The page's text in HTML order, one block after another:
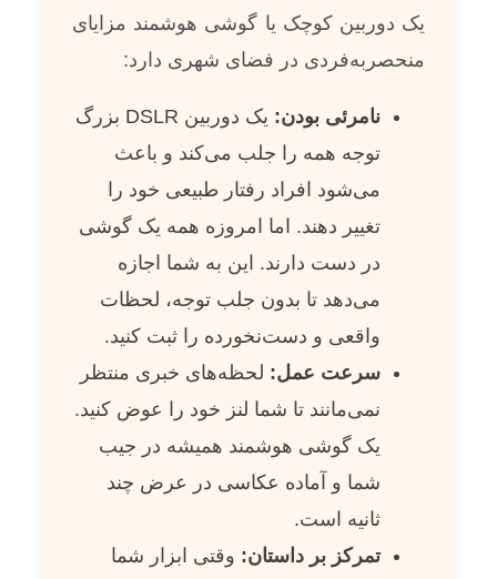
یک دوربین کوچک یا گوشی هوشمند مزایای
منحصربه‌فردی در فضای شهری دارد:
نامرئی بودن:
یک دوربین DSLR بزرگ
توجه همه را جلب می‌کند و باعث
می‌شود افراد رفتار طبیعی خود را
تغییر دهند. اما امروزه همه یک گوشی
در دست دارند. این به شما اجازه
می‌دهد تا بدون جلب توجه، لحظات
واقعی و دست‌نخورده را ثبت کنید.
سرعت عمل: لحظه‌های خبری منتظر
نمی‌مانند تا شما لنز خود را عوض کنید.
یک گوشی هوشمند همیشه در جیب
شما و آماده عکاسی در عرض چند
ثانیه است.
تمرکز بر داستان: وقتی ابزار شما